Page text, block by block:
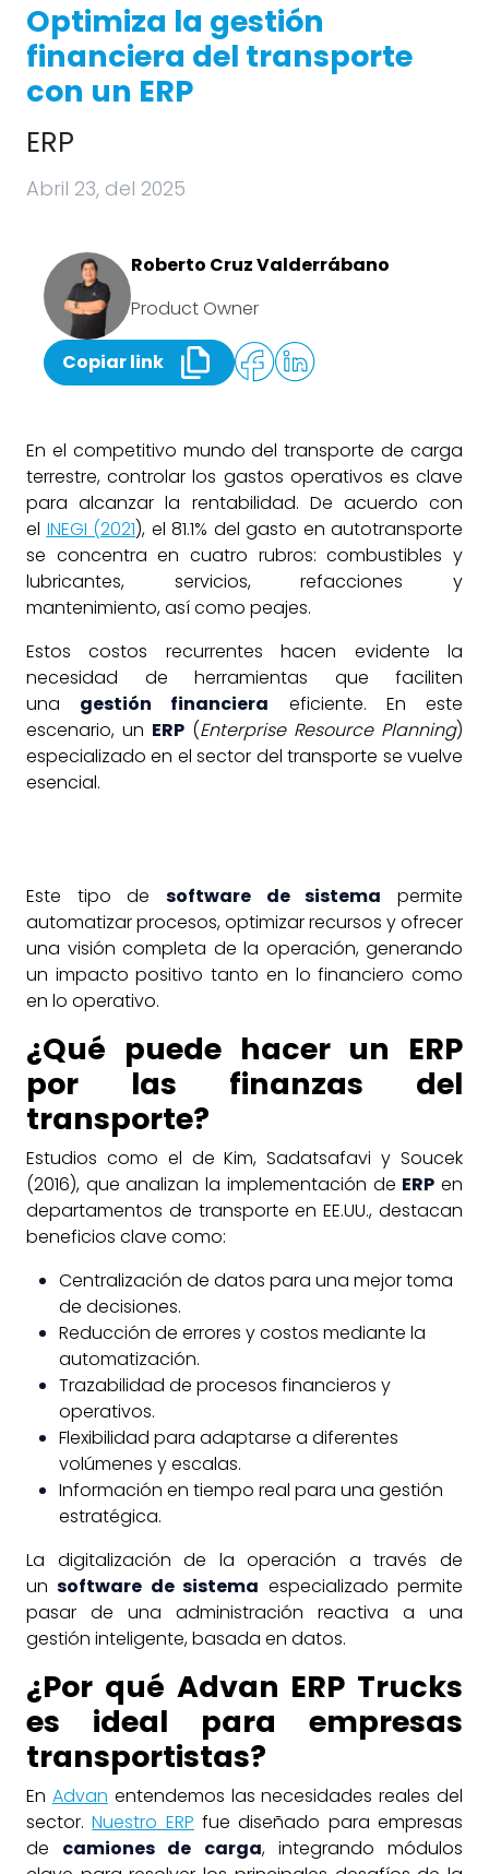
Optimiza la gestión
financiera del transporte
con un ERP
ERP
Abril 23, del 2025
Roberto Cruz Valderrábano
Product Owner
Copiar link
En el competitivo mundo del transporte de carga
terrestre, controlar los gastos operativos es clave
para alcanzar la rentabilidad. De acuerdo con
el INEGI (2021), el 81.1% del gasto en autotransporte
se concentra en cuatro rubros: combustibles y
lubricantes, servicios, refacciones y
mantenimiento, así como peajes.
Estos costos recurrentes hacen evidente la
necesidad de herramientas que faciliten
una gestión financiera eficiente. En este
escenario, un ERP (Enterprise Resource Planning)
especializado en el sector del transporte se vuelve
esencial.
Este tipo de software de sistema permite
automatizar procesos, optimizar recursos y ofrecer
una visión completa de la operación, generando
un impacto positivo tanto en lo financiero como
en lo operativo.
¿Qué puede hacer un ERP
por las finanzas del
transporte?
Estudios como el de Kim, Sadatsafavi y Soucek
(2016), que analizan la implementación de ERP en
departamentos de transporte en EE.UU., destacan
beneficios clave como:
Centralización de datos para una mejor toma
de decisiones.
Reducción de errores y costos mediante la
automatización.
Trazabilidad de procesos financieros y
operativos.
Flexibilidad para adaptarse a diferentes
volúmenes y escalas.
Información en tiempo real para una gestión
estratégica.
La digitalización de la operación a través de
unsoftware de sistema especializado permite
pasar de una administración reactiva a una
gestión inteligente, basada en datos.
¿Por qué Advan ERP Trucks
es ideal para empresas
transportistas?
En Advan entendemos las necesidades reales del
sector.Nuestro ERP fue diseñado para empresas
de camiones de carga, integrando módulos